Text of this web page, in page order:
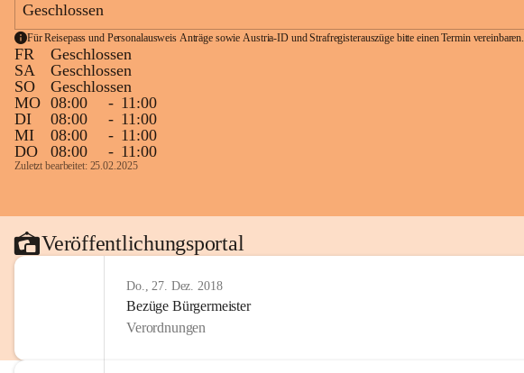
Geschlossen
Für Reisepass und Personalausweis Anträge sowie Austria-ID und Strafregisterauszüge bitte einen Termin vereinbaren.
FR
Geschlossen
SA
Geschlossen
SO
Geschlossen
MO 08:00 - 11:00
DI
08:00 - 11:00
MI
08:00 - 11:00
DO
08:00 - 11:00
Zuletzt bearbeitet: 25.02.2025
Veröffentlichungsportal
Do., 27. Dez. 2018
Bezüge Bürgermeister
Verordnungen